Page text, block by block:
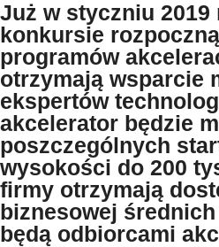
Już w styczniu
konkursie
programów
otrzymają wsparcie
ekspertów
akcelerator będzie
poszczególnych
wysokości do 200
firmy otrzymają
biznesowej
będą odbiorcami